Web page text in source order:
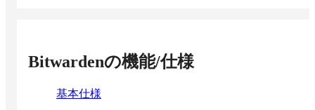
Bitwardenの機能/仕様
基本仕様